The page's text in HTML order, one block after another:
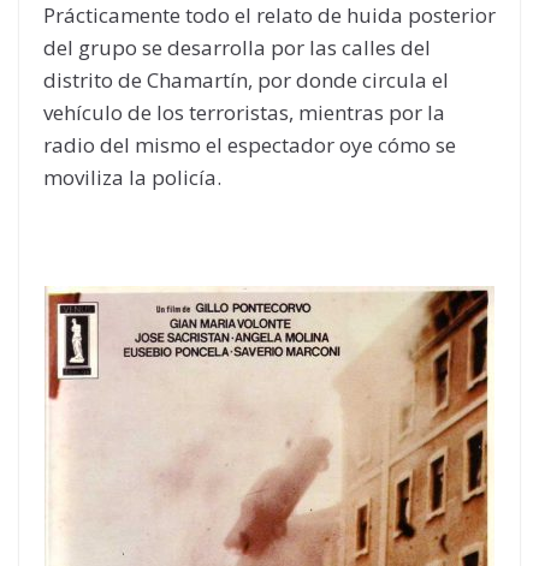
Prácticamente todo el relato de huida posterior
del grupo se desarrolla por las calles del
distrito de Chamartín, por donde circula el
vehículo de los terroristas, mientras por la
radio del mismo el espectador oye cómo se
moviliza la policía.